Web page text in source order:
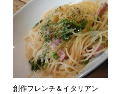
創作フレンチ＆イタリアン